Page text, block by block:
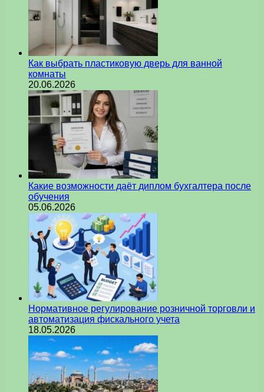
Как выбрать пластиковую дверь для ванной
комнаты
20.06.2026
Какие возможности даёт диплом бухгалтера после
обучения
05.06.2026
Нормативное регулирование розничной торговли и
автоматизация фискального учета
18.05.2026